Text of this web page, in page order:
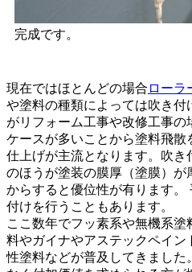
完成です。
現在ではほとんどの場合 ローラ
や塗料の種類によっては吹き
がリフォーム工事や改修工事の
ケースが多いことから塗料飛
仕上げが主流となります。吹
のほうが塗装の膜厚（塗膜）
からすると優位性が有ります。
付けを行うこともあります。
ここ数年でフッ素系や無機系
料やガイナやアステックペイ
性塗料などが普及してきまし